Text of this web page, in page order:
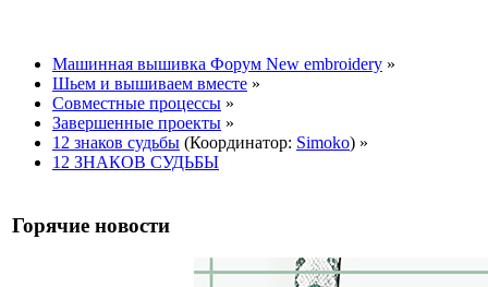
Машинная вышивка Форум New embroidery »
Шьем и вышиваем вместе »
Совместные процессы »
Завершенные проекты »
12 знаков судьбы (Координатор: Simoko) »
12 ЗНАКОВ СУДЬБЫ
Горячие новости